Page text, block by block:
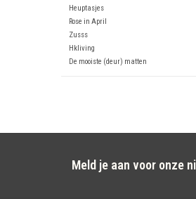
Heuptasjes
Rose in April
Zusss
Hkliving
De mooiste (deur) matten
Meld je aan voor onze